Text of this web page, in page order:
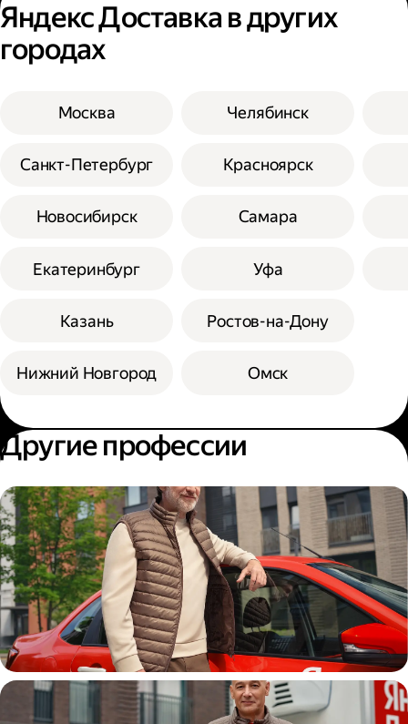
Яндекс Доставка в других
городах
Москва
Санкт-Петербург
Новосибирск
Екатеринбург
Казань
Нижний Новгород
Челябинск
Красноярск
Самара
Уфа
Ростов-на-Дону
Омск
Другие профессии
Автокурьер